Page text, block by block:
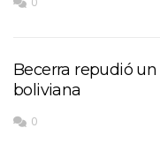
Becerra repudió
boliviana
0